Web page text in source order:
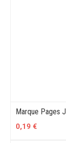
Marque Pages
0,19 €